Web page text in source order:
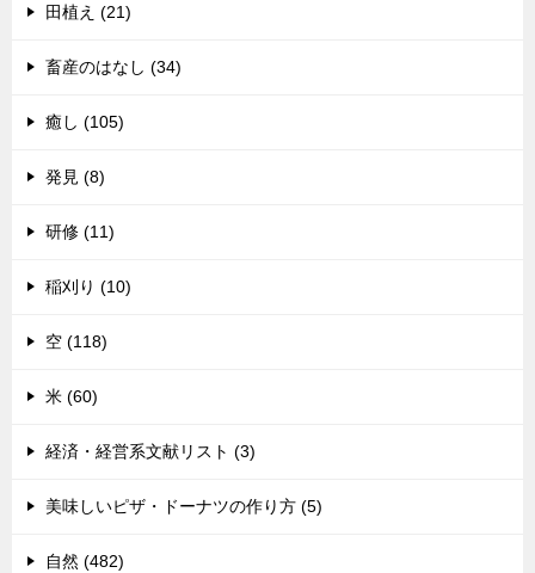
田植え (21)
畜産のはなし (34)
癒し (105)
発見 (8)
研修 (11)
稲刈り (10)
空 (118)
米 (60)
経済・経営系文献リスト (3)
美味しいピザ・ドーナツの作り方 (5)
自然 (482)